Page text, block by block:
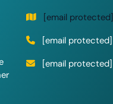
[email protected]
[email protected]
[email protected]